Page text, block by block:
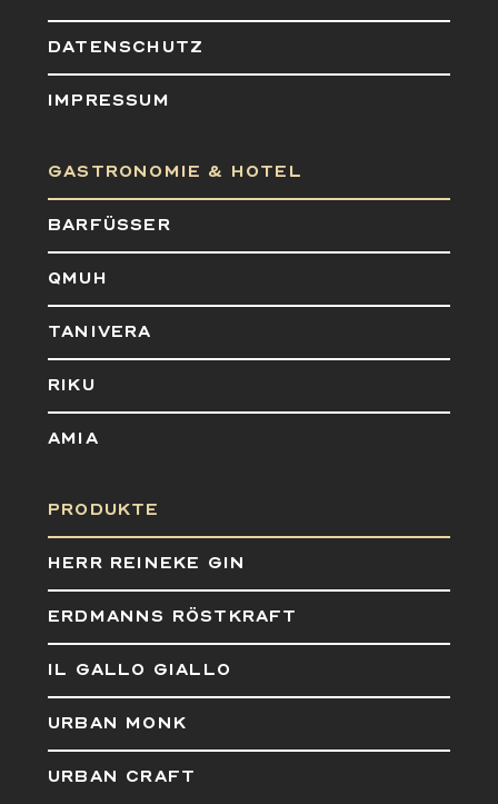
DATENSCHUTZ
IMPRESSUM
GASTRONOMIE & HOTEL
BARFÜSSER
QMUH
TANIVERA
RIKU
AMIA
PRODUKTE
HERR REINEKE GIN
ERDMANNS RÖSTKRAFT
IL GALLO GIALLO
URBAN MONK
URBAN CRAFT